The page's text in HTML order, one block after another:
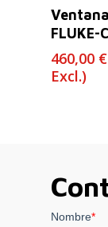
FLUKE-
460,00 €
Excl.)